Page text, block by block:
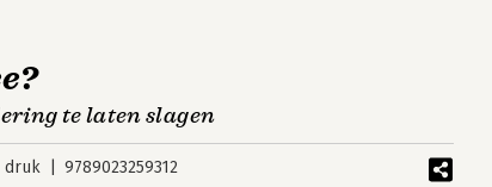
te laten slagen
druk 9789023259312